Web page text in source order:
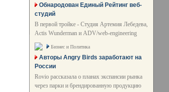
Обнародован Единый Рейтинг веб-
студий
В первой тройке - Студия Артемия Лебедева,
Actis Wunderman и ADV/web-engineering
Бизнес и Политика
Авторы Angry Birds заработают на
России
Rovio рассказала о планах экспансии рынка
через парки и брендированную продукцию